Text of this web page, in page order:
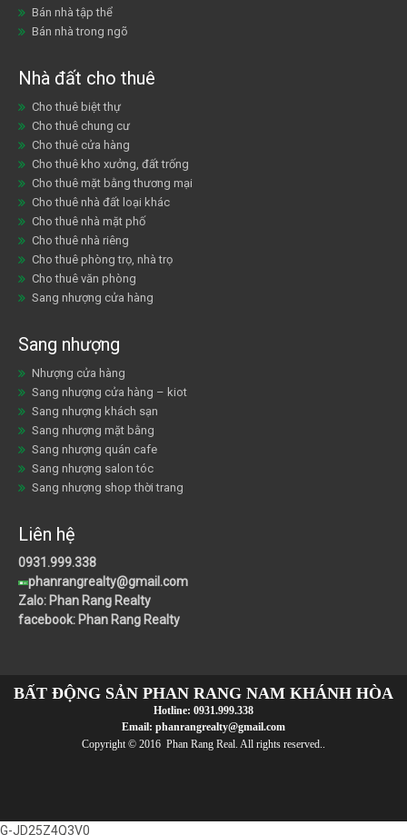
Bán nhà tập thể
Bán nhà trong ngõ
Nhà đất cho thuê
Cho thuê biệt thự
Cho thuê chung cư
Cho thuê cửa hàng
Cho thuê kho xưởng, đất trống
Cho thuê mặt bằng thương mại
Cho thuê nhà đất loại khác
Cho thuê nhà mặt phố
Cho thuê nhà riêng
Cho thuê phòng trọ, nhà trọ
Cho thuê văn phòng
Sang nhượng cửa hàng
Sang nhượng
Nhượng cửa hàng
Sang nhượng cửa hàng – kiot
Sang nhượng khách sạn
Sang nhượng mặt bằng
Sang nhượng quán cafe
Sang nhượng salon tóc
Sang nhượng shop thời trang
Liên hệ
0931.999.338
phanrangrealty@gmail.com
Zalo: Phan Rang Realty
facebook: Phan Rang Realty
BẤT ĐỘNG SẢN PHAN RANG NAM KHÁNH HÒA
Hotline: 0931.999.338
Email: phanrangrealty@gmail.com
Copyright © 2016 Phan Rang Real. All rights reserved..
G-JD25Z4Q3V0